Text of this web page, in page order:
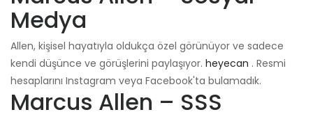
Medya
Allen, kişisel hayatıyla oldukça özel görünüyor ve sadece
kendi düşünce ve görüşlerini paylaşıyor. heyecan . Resmi
hesaplarını Instagram veya Facebook'ta bulamadık.
Marcus Allen – SSS